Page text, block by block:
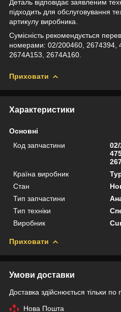
Деталь відповідає заявленим
підходить для обслуговування
артикулу виробника.
Сумісність рекомендується
номерами: 02/200460, 2674394,
2674A153, 2674A160.
Приховати
Характеристики
Основні
Код запчастини
Країна виробник
Стан
Тип запчастини
Тип техніки
Виробник
Приховати
Умови доставки
Доставка здійснюється тільки по
Нова Пошта